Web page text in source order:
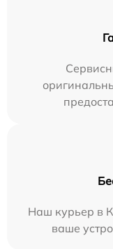
Наш курьер в
ваше